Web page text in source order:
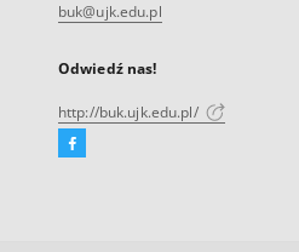
buk@ujk.edu.pl
Odwiedź nas!
http://buk.ujk.edu.pl/
Facebook